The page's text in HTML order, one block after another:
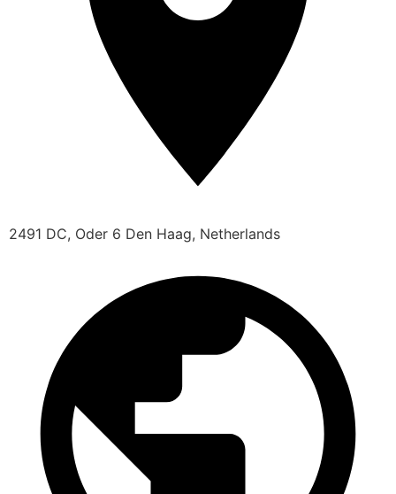
2491 DC, Oder 6 Den Haag, Netherlands